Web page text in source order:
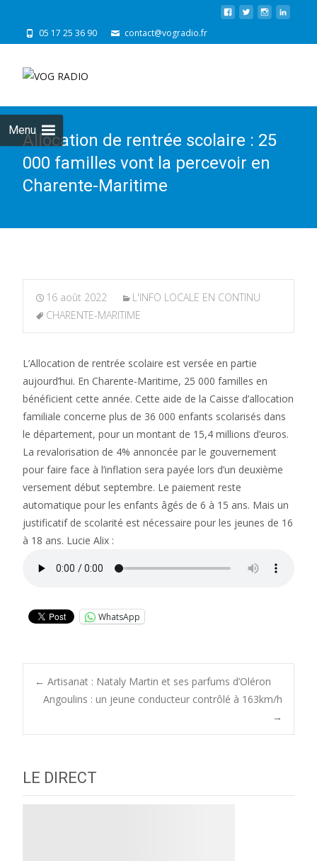
05 17 25 36 90 contact@vogradio.fr
Menu
Allocation de rentrée scolaire : 25
000 familles vont la percevoir en
Charente-Maritime
16 août 2022
L'INFO LOCALE EN CONTINU
CHARENTE-MARITIME
L’Allocation de rentrée scolaire est versée en partie
aujourd’hui. En Charente-Maritime, 25 000 familles en
bénéficient cette année. Cette aide de la Caisse d’allocation
familiale concerne plus de 36 000 enfants scolarisés dans
le département, pour un montant de 15,4 millions d’euros.
La revalorisation de 4% annoncée par le gouvernement
pour faire face à l’inflation sera payée lors d’un deuxième
versement début septembre. Le paiement reste
automatique pour les enfants âgés de 6 à 15 ans. Mais un
justificatif de scolarité est nécessaire pour les jeunes de 16
à 18 ans. Lucie Alix :
WhatsApp
Post
navigation
← Artisanat : Nataly Martin et ses parfums d’Oléron
Angoulins : un jeune conducteur contrôlé à 163km/h
→
LE DIRECT